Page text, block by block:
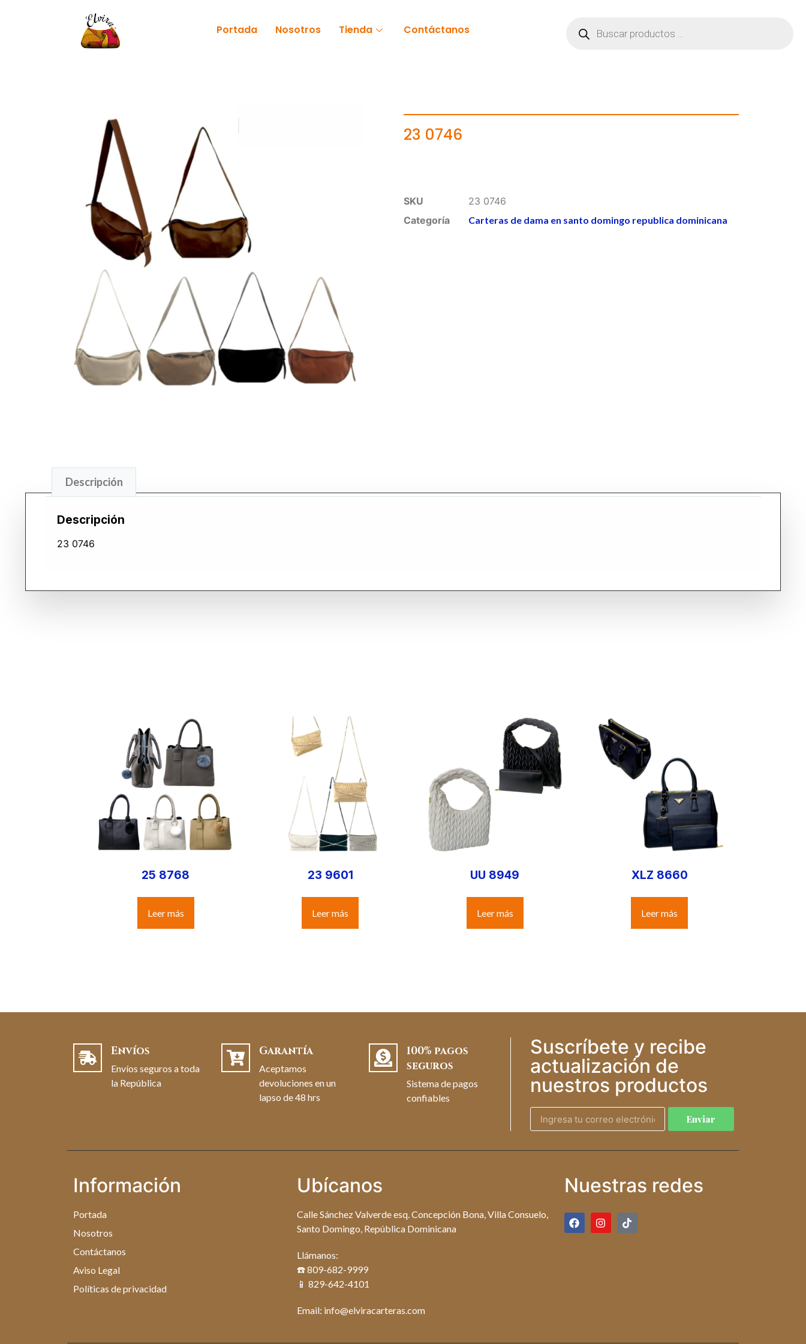
Portada Nosotros Tienda Contáctanos
23 0746
SKU
23 0746
Categoría
Carteras de dama en santo domingo republica dominicana
Descripción
Descripción
23 0746
25 8768
Leer más
23 9601
Leer más
UU 8949
Leer más
XLZ 8660
Leer más
Envíos
Envíos seguros a toda
la República
Garantía
Aceptamos
devoluciones en un
lapso de 48 hrs
100% pagos
seguros
Sistema de pagos
confiables
Suscríbete y recibe
actualización de
nuestros productos
Enviar
Información
Portada
Nosotros
Contáctanos
Aviso Legal
Políticas de privacidad
Ubícanos
Calle Sánchez Valverde esq. Concepción Bona, Villa Consuelo,
Santo Domingo, República Dominicana
Llámanos:
☎️ 809-682-9999
📱 829-642-4101
Email: info@elviracarteras.com
Nuestras redes